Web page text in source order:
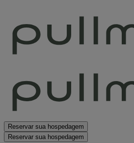
Reservar sua hospedagem
Reservar sua hospedagem